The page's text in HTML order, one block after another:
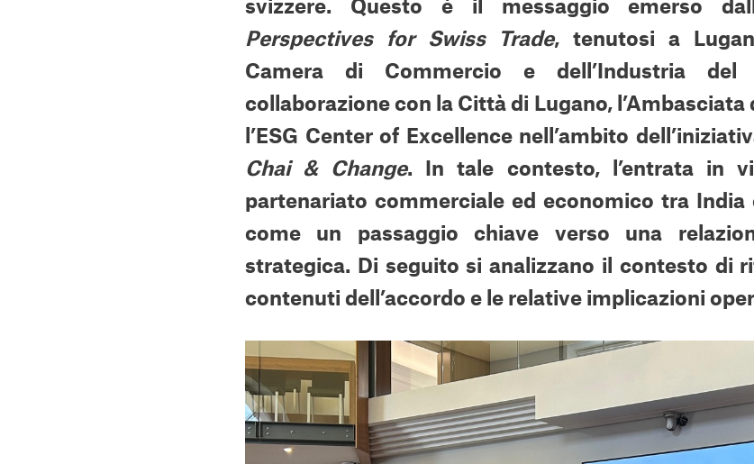
svizzere. Questo è il messaggio emerso
Perspectives for Swiss Trade, tenutosi a
Camera di Commercio e dell’Industria
collaborazione con la Città di Lugano, l’Ambasciata
l’ESG Center of Excellence nell’ambito
Chai & Change. In tale contesto, l’entrata in
partenariato commerciale ed economico tra India
come un passaggio chiave verso una
strategica. Di seguito si analizzano il contesto di
contenuti dell’accordo e le relative implicazioni